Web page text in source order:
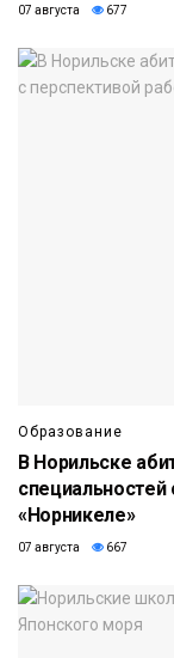
07 августа 677
Образование
В Норильске
«Норникеле»
07 августа 667